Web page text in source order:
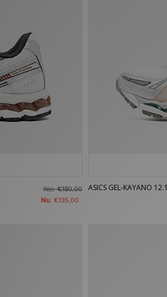
Was€180,00
Nu €135,00
ASICS GEL-KAYANO 12.1